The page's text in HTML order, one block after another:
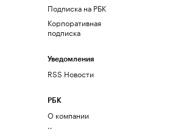
Подписка на РБК
Корпоративная
подписка
Уведомления
RSS Новости
РБК
О компании